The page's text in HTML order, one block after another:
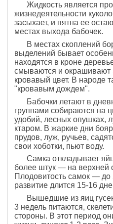
Жидкость является
жизнедеятельности
засыхает, и пятна ее
местах выхода бабочек.
В местах скоплений
выделений бывает
находятся в кроне
смываются и окрашивают
кровавый цвет. В народе
"кровавым дождем".
Бабочки летают в
группами собираются на
удобий, лесных опушках,
ктаром. В жаркие дни
прудов, луж, ручьев,
свои хобот­ки, пьют воду.
Самка откладывает
более штук — на верхней
Плодовитость самок —
развитие длится 15-16
Вышедшие из яиц
3 недель пи­таются,
стороны. В этот период